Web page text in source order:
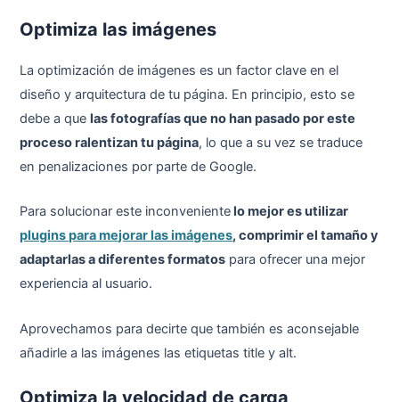
Optimiza las imágenes
La optimización de imágenes es un factor clave en el
diseño y arquitectura de tu página. En principio, esto se
debe a quelas fotografías que no han pasado por este
proceso ralentizan tu página, lo que a su vez se traduce
en penalizaciones por parte de Google.
Para solucionar este inconvenientelo mejor es utilizar
plugins para mejorar las imágenes, comprimir el tamaño y
adaptarlas a diferentes formatos para ofrecer una mejor
experiencia al usuario.
Aprovechamos para decirte que también es aconsejable
añadirle a las imágenes las etiquetas title y alt.
Optimiza la velocidad de carga